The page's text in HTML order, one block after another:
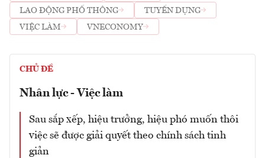
LAO ĐỘNG PHỔ THÔNG
TUYỂN DỤNG
VIỆC LÀM
VNECONOMY
CHỦ ĐỀ
Nhân lực - Việc làm
Sau sắp xếp, hiệu trưởng, hiệu phó muốn thôi
việc sẽ được giải quyết theo chính sách tinh
giản